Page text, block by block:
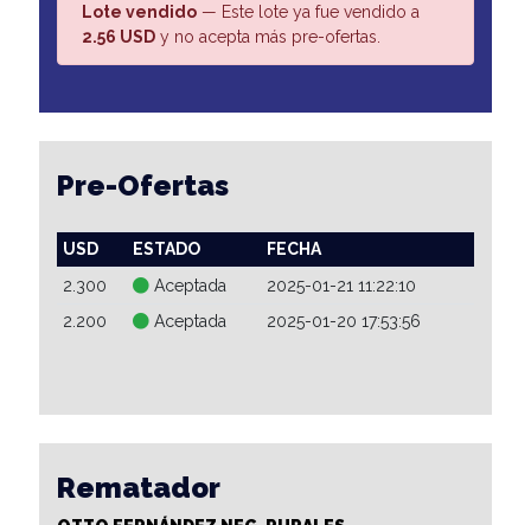
Lote vendido — Este lote ya fue vendido a
2.56 USD y no acepta más pre-ofertas.
Pre-Ofertas
USD ESTADO
FECHA
2.300
Aceptada
2025-01-21 11:22:10
2.200
Aceptada 2025-01-20 17:53:56
Rematador